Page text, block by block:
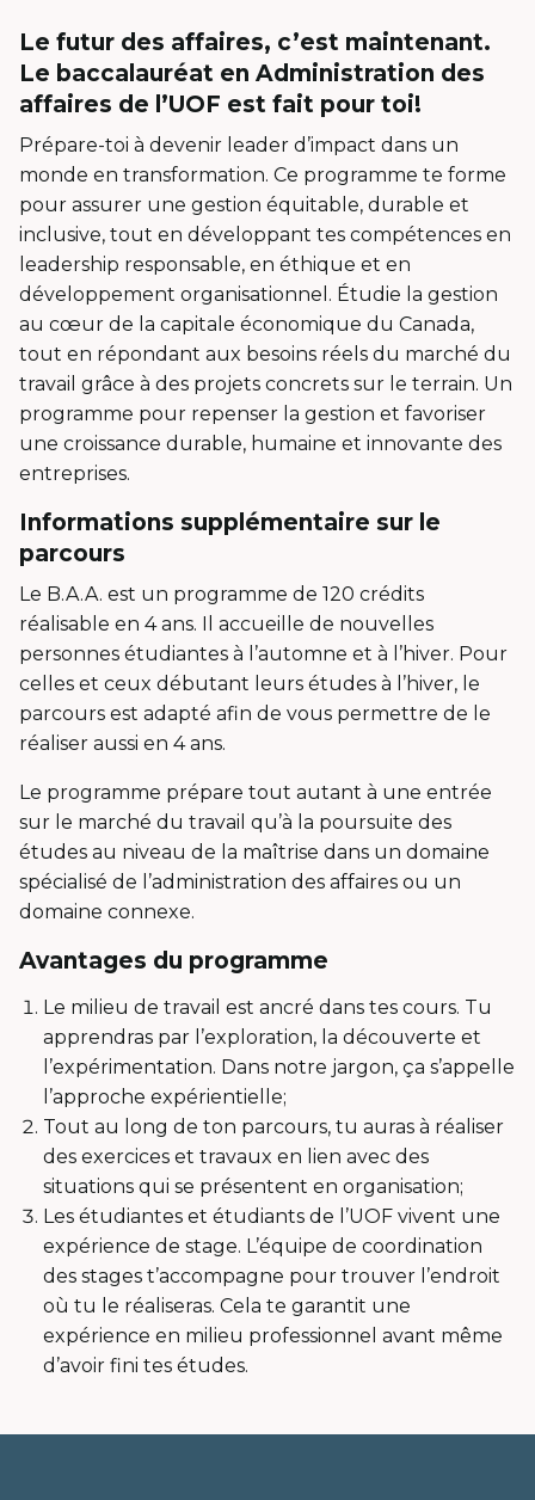
Le futur des affaires, c’est maintenant.
Le baccalauréat en Administration des
affaires de l’UOF est fait pour toi!
Prépare-toi à devenir leader d’impact dans un
monde en transformation. Ce programme te forme
pour assurer une gestion équitable, durable et
inclusive, tout en développant tes compétences en
leadership responsable, en éthique et en
développement organisationnel. Étudie la gestion
au cœur de la capitale économique du Canada,
tout en répondant aux besoins réels du marché du
travail grâce à des projets concrets sur le terrain. Un
programme pour repenser la gestion et favoriser
une croissance durable, humaine et innovante des
entreprises.
Informations supplémentaire sur le
parcours
Le B.A.A. est un programme de 120 crédits
réalisable en 4 ans. Il accueille de nouvelles
personnes étudiantes à l’automne et à l’hiver. Pour
celles et ceux débutant leurs études à l’hiver, le
parcours est adapté afin de vous permettre de le
réaliser aussi en 4 ans.
Le programme prépare tout autant à une entrée
sur le marché du travail qu’à la poursuite des
études au niveau de la maîtrise dans un domaine
spécialisé de l’administration des affaires ou un
domaine connexe.
Avantages du programme
Le milieu de travail est ancré dans tes cours. Tu
apprendras par l’exploration, la découverte et
l’expérimentation. Dans notre jargon, ça s’appelle
l’approche expérientielle;
Tout au long de ton parcours, tu auras à réaliser
des exercices et travaux en lien avec des
situations qui se présentent en organisation;
Les étudiantes et étudiants de l’UOF vivent une
expérience de stage. L’équipe de coordination
des stages t’accompagne pour trouver l’endroit
où tu le réaliseras. Cela te garantit une
expérience en milieu professionnel avant même
d’avoir fini tes études.